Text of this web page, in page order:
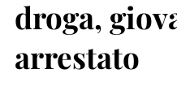
droga,
arrestato